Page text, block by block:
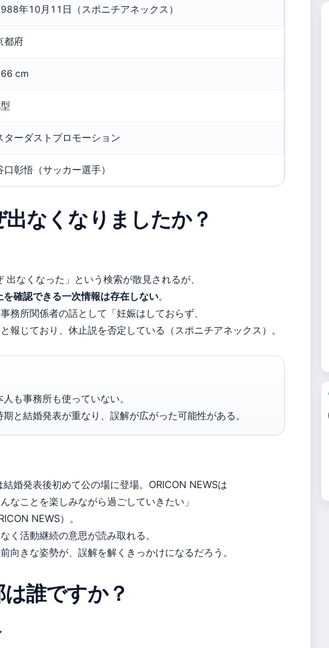
年10月11日（スポニチアネックス）
都府
cm
ターダストプロモーション
口彰悟（サッカー選手）
なくなりましたか？
なくなった」という検索が散見されるが、
確認できる一次情報は存在しない。
務所関係者の話として「妊娠はしておらず、
報じており、休止説を否定している（スポニチアネックス）。
も事務所も使っていない。
と結婚発表が重なり、誤解が広がった可能性がある。
婚発表後初めて公の場に登場。ORICON NEWSは
なことを楽しみながら過ごしていきたい」
NEWS）。
く活動継続の意思が読み取れる。
向きな姿勢が、誤解を解くきっかけになるだろう。
誰ですか？